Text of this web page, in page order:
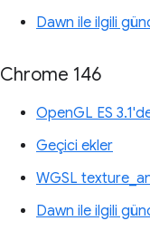
Dawn ile ilgili
Chrome 146
OpenGL ES
Geçici ekler
WGSL
Dawn ile ilgili